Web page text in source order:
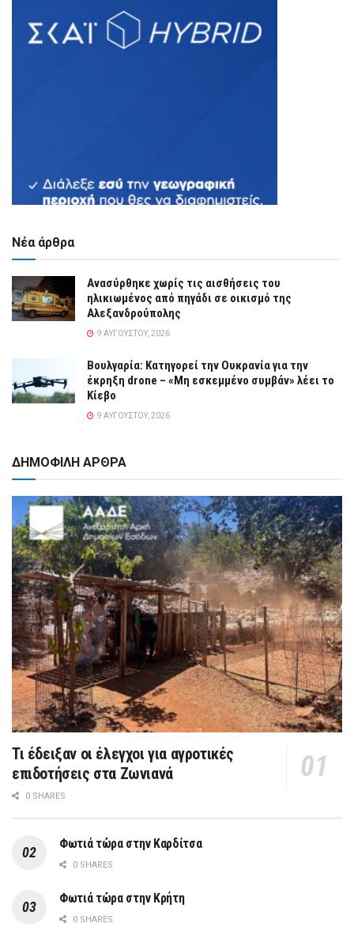
Νέα άρθρα
Ανασύρθηκε χωρίς τις αισθήσεις του
ηλικιωμένος από πηγάδι σε οικισμό της
Αλεξανδρούπολης
9 ΑΥΓΟΎΣΤΟΥ, 2026
Βουλγαρία: Κατηγορεί την Ουκρανία για την
έκρηξη drone – «Μη εσκεμμένο συμβάν» λέει το
Κίεβο
9 ΑΥΓΟΎΣΤΟΥ, 2026
ΔΗΜΟΦΙΛΗ ΑΡΘΡΑ
Τι έδειξαν οι έλεγχοι για αγροτικές
επιδοτήσεις στα Ζωνιανά
0 SHARES
Φωτιά τώρα στην Καρδίτσα
0 SHARES
Φωτιά τώρα στην Κρήτη
0 SHARES